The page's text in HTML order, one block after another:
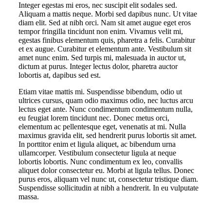
Integer egestas mi eros, nec suscipit elit sodales sed.
Aliquam a mattis neque. Morbi sed dapibus nunc. Ut vitae
diam elit. Sed at nibh orci. Nam sit amet augue eget eros
tempor fringilla tincidunt non enim. Vivamus velit mi,
egestas finibus elementum quis, pharetra a felis. Curabitur
et ex augue. Curabitur et elementum ante. Vestibulum sit
amet nunc enim. Sed turpis mi, malesuada in auctor ut,
dictum at purus. Integer lectus dolor, pharetra auctor
lobortis at, dapibus sed est.
Etiam vitae mattis mi. Suspendisse bibendum, odio ut
ultrices cursus, quam odio maximus odio, nec luctus arcu
lectus eget ante. Nunc condimentum condimentum nulla,
eu feugiat lorem tincidunt nec. Donec metus orci,
elementum ac pellentesque eget, venenatis at mi. Nulla
maximus gravida elit, sed hendrerit purus lobortis sit amet.
In porttitor enim et ligula aliquet, ac bibendum urna
ullamcorper. Vestibulum consectetur ligula at neque
lobortis lobortis. Nunc condimentum ex leo, convallis
aliquet dolor consectetur eu. Morbi at ligula tellus. Donec
purus eros, aliquam vel nunc ut, consectetur tristique diam.
Suspendisse sollicitudin at nibh a hendrerit. In eu vulputate
massa.